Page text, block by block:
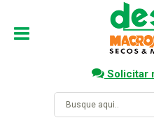
Solicitar